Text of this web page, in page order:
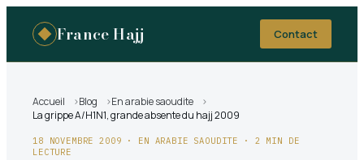
France Hajj Contact
Accueil Blog
En arabie saoudite
La grippe A/H1N1, grande absente du hajj 2009
18 NOVEMBRE 2009 · EN ARABIE SAOUDITE · 2 MIN DE
LECTURE